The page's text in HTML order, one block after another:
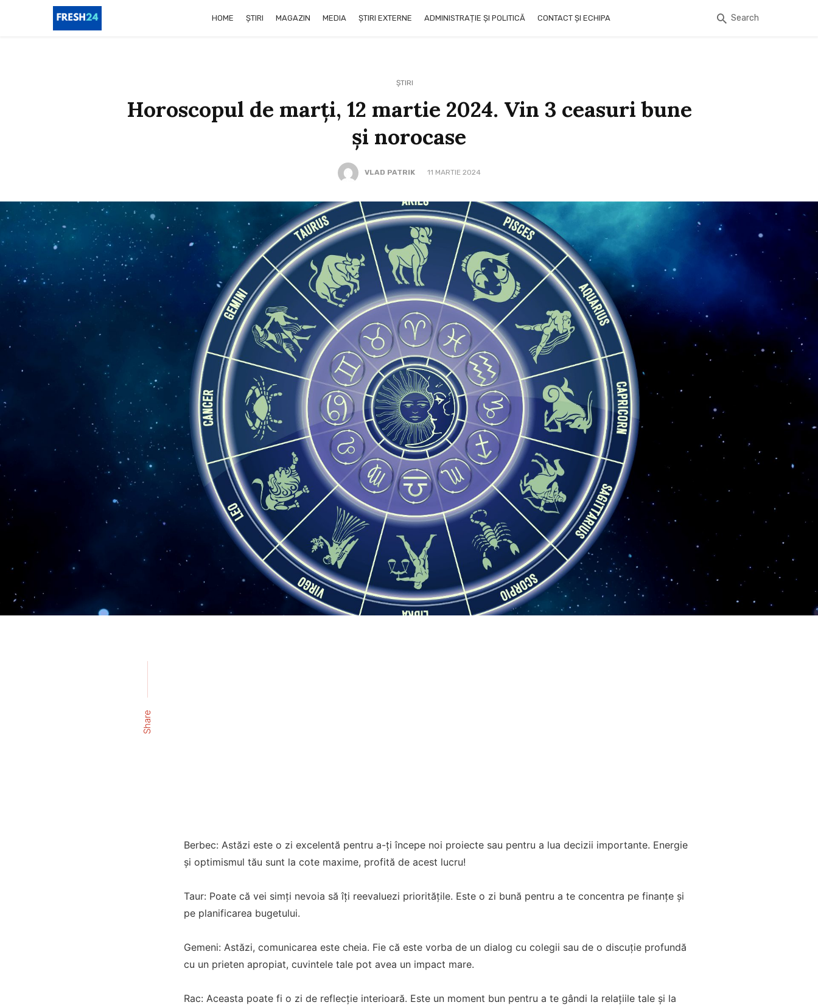
HOME ȘTIRI MAGAZIN MEDIA ȘTIRI EXTERNE ADMINISTRAȚIE ȘI POLITICĂ CONTACT ȘI ECHIPA Search
ȘTIRI
Horoscopul de marți, 12 martie 2024. Vin 3 ceasuri bune
și norocase
VLAD PATRIK 11 MARTIE 2024
Share
Berbec: Astăzi este o zi excelentă pentru a-ți începe noi proiecte sau pentru a lua decizii importante. Energie
și optimismul tău sunt la cote maxime, profită de acest lucru!
Taur: Poate că vei simți nevoia să îți reevaluezi prioritățile. Este o zi bună pentru a te concentra pe finanțe și
pe planificarea bugetului.
Gemeni: Astăzi, comunicarea este cheia. Fie că este vorba de un dialog cu colegii sau de o discuție profundă
cu un prieten apropiat, cuvintele tale pot avea un impact mare.
Rac: Aceasta poate fi o zi de reflecție interioară. Este un moment bun pentru a te gândi la relațiile tale și la